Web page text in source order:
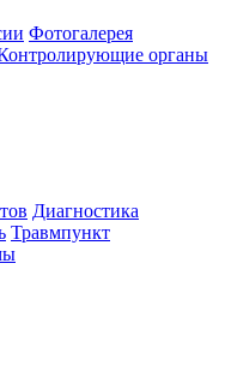
Фотогалерея
органы
Диагностика
Травмпункт